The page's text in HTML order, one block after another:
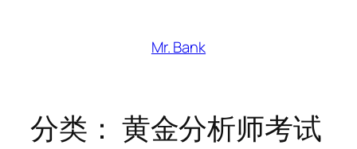
Mr. Bank
分类： 黄金分析师考试